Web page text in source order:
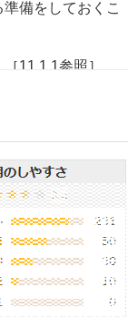
備をしておくこ
11.1.1参照］
みてから皮内テ